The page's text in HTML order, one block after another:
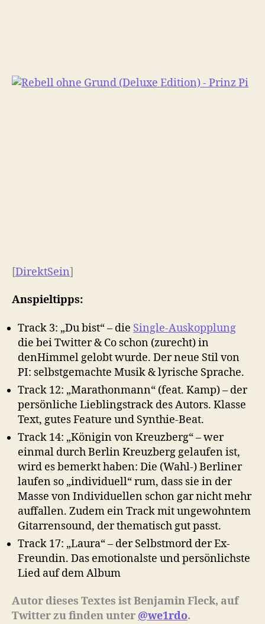
[DirektSein]
Anspieltipps:
Track 3: „Du bist“ – die Single-Auskopplung
die bei Twitter & Co schon (zurecht) in
denHimmel gelobt wurde. Der neue Stil von
PI: selbstgemachte Musik & lyrische Sprache.
Track 12: „Marathonmann“ (feat. Kamp) – der
persönliche Lieblingstrack des Autors. Klasse
Text, gutes Feature und Synthie-Beat.
Track 14: „Königin von Kreuzberg“ – wer
einmal durch Berlin Kreuzberg gelaufen ist,
wird es bemerkt haben: Die (Wahl-) Berliner
laufen so „individuell“ rum, dass sie in der
Masse von Individuellen schon gar nicht mehr
auffallen. Zudem ein Track mit ungewohntem
Gitarrensound, der thematisch gut passt.
Track 17: „Laura“ – der Selbstmord der Ex-
Freundin. Das emotionalste und persönlichste
Lied auf dem Album
Autor dieses Textes ist Benjamin Fleck, auf
Twitter zu finden unter @we1rdo.